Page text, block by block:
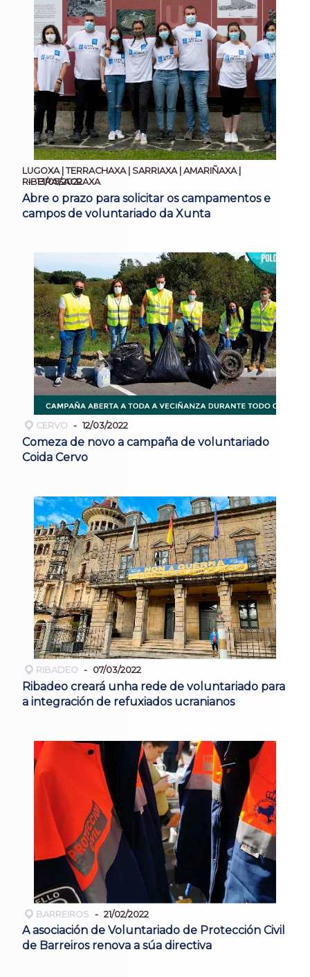
LUGOXA | TERRACHAXA | SARRIAXA | AMARIÑAXA |
RIBEIRASACRAXA
13/05/2022
Abre o prazo para solicitar os campamentos e
campos de voluntariado da Xunta
CERVO 12/03/2022
Comeza de novo a campaña de voluntariado
Coida Cervo
RIBADEO 07/03/2022
Ribadeo creará unha rede de voluntariado para
a integración de refuxiados ucranianos
BARREIROS 21/02/2022
A asociación de Voluntariado de Protección Civil
de Barreiros renova a súa directiva